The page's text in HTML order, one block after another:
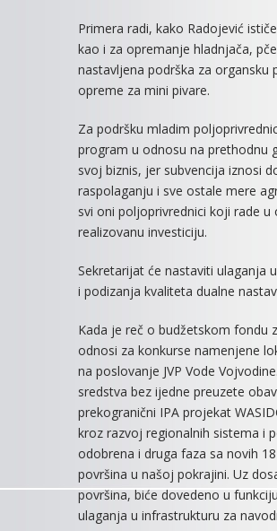
Primera radi, kako Radojević
kao i za opremanje hladnjača,
nastavljena podrška za organsku
opreme za mini pivare.
Za podršku mladim
program u odnosu na prethodnu
svoj biznis, jer subvencija iznosi
raspolaganju i sve ostale mere
svi oni poljoprivrednici koji rade
realizovanu investiciju.
Sekretarijat će nastaviti ulaganja
i podizanja kvaliteta dualne
Kada je reč o budžetskom fondu
odnosi za konkurse namenjene
na poslovanje JVP Vode
sredstva bez ijedne preuzete
prekogranični IPA projekat
kroz razvoj regionalnih sistema i
odobrena i druga faza sa novih
površina u našoj pokrajini. Uz
površina, biće dovedeno u
ulaganja u infrastrukturu za